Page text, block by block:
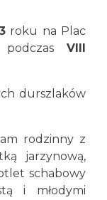
roku na Plac
podczas VIII
durszlaków
rodzinny z
jarzynową,
schabowy
i młodymi